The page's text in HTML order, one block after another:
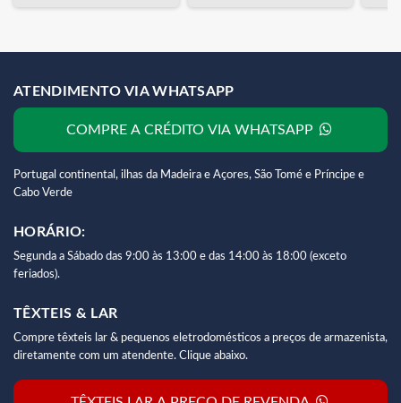
ATENDIMENTO VIA WHATSAPP
COMPRE A CRÉDITO VIA WHATSAPP
Portugal continental, ilhas da Madeira e Açores, São Tomé e Príncipe e
Cabo Verde
HORÁRIO:
Segunda a Sábado das 9:00 às 13:00 e das 14:00 às 18:00 (exceto
feriados).
TÊXTEIS & LAR
Compre têxteis lar & pequenos eletrodomésticos a preços de armazenista,
diretamente com um atendente. Clique abaixo.